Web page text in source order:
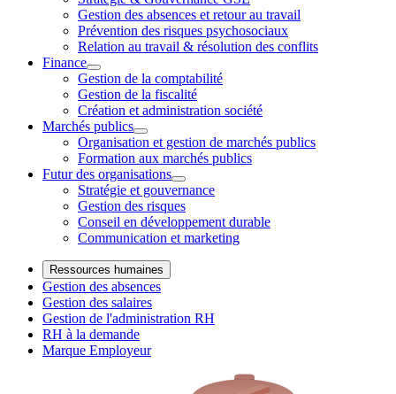
Gestion des absences et retour au travail
Prévention des risques psychosociaux
Relation au travail & résolution des conflits
Finance
Gestion de la comptabilité
Gestion de la fiscalité
Création et administration société
Marchés publics
Organisation et gestion de marchés publics
Formation aux marchés publics
Futur des organisations
Stratégie et gouvernance
Gestion des risques
Conseil en développement durable
Communication et marketing
Ressources humaines
Gestion des absences
Gestion des salaires
Gestion de l'administration RH
RH à la demande
Marque Employeur